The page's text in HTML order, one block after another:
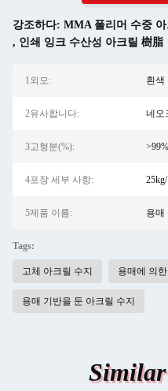
강조하다: MMA 폴리머 수중
, 인쇄 잉크 수산성 아크릴 樹脂
1외모: 흰색
2유사합니다: 네오
3고형분(%): >99%
4포장 세부 사항:
5제품 이름: 용매
Tags:
고체 아크릴 수지 용매에 의
용매 기반을 둔 아크릴 수지